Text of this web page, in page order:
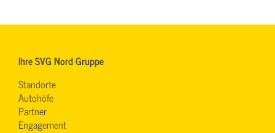
Ihre SVG Nord Gruppe
Standorte
Autohöfe
Partner
Engagement